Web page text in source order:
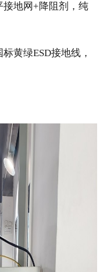
地网+降阻剂，纯
黄绿ESD接地线，